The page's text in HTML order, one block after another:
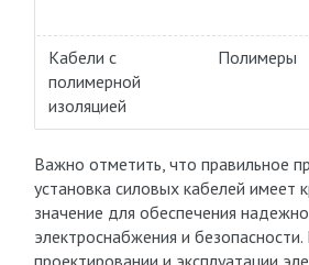
Кабели с
полимерной
изоляцией
Полимеры
Важно отметить, что правильное
установка силовых кабелей имеет
значение для обеспечения
электроснабжения и безопасности.
проектировании и эксплуатации